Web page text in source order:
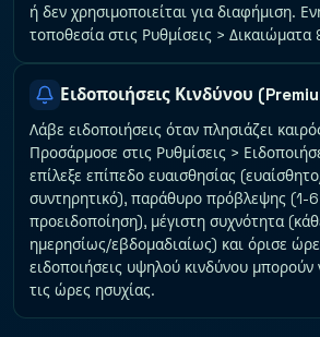
ή δεν χρησιμοποιείται για διαφήμιση.
τοποθεσία στις Ρυθμίσεις > Δικαιώματα
Ειδοποιήσεις Κινδύνου
Λάβε ειδοποιήσεις όταν πλησιάζει
Προσάρμοσε στις Ρυθμίσεις >
επίλεξε επίπεδο ευαισθησίας
συντηρητικό), παράθυρο πρόβλεψης (1-
προειδοποίηση), μέγιστη συχνότητα
ημερησίως/εβδομαδιαίως) και όρισε
ειδοποιήσεις υψηλού κινδύνου
τις ώρες ησυχίας.